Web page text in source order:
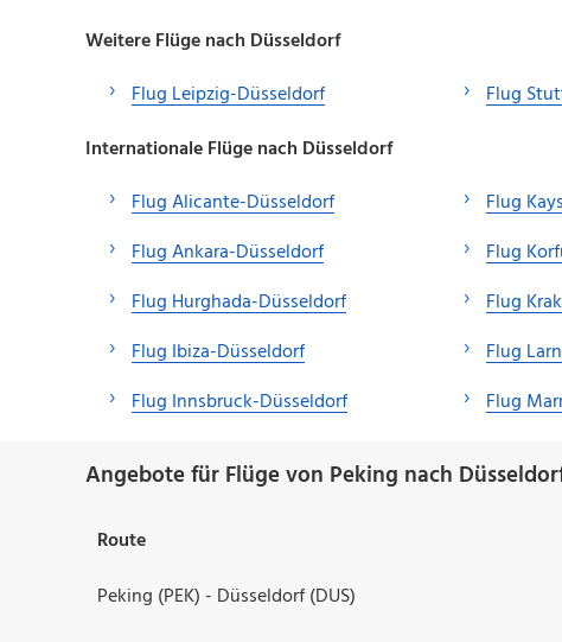
Weitere Flüge nach Düsseldorf
Flug Leipzig-Düsseldorf
Flug
Internationale Flüge nach Düsseldorf
Flug Alicante-Düsseldorf
Flug Ankara-Düsseldorf
Flug Hurghada-Düsseldorf
Flug Ibiza-Düsseldorf
Flug Innsbruck-Düsseldorf
Flug
Flug
Flug
Flug
Flug
Angebote für Flüge von Peking nach
Route
Peking (PEK) - Düsseldorf (DUS)